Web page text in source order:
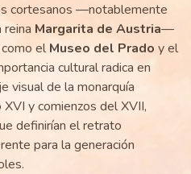
cortesanos —notablemente
reina Margarita de Austria—
el Museo del Prado y el
cultural radica en
visual de la monarquía
y comienzos del XVII,
definirían el retrato
para la generación